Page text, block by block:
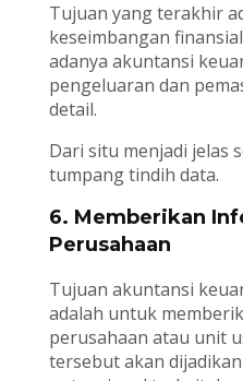
Tujuan yang terakhir
keseimbangan
adanya akuntansi
pengeluaran dan
detail.
Dari situ menjadi jelas
tumpang tindih data.
6. Memberikan
Perusahaan
Tujuan akuntansi
adalah untuk
perusahaan atau unit
tersebut akan